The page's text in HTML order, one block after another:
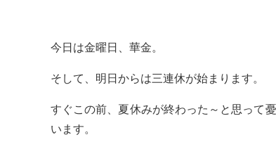
今日は金曜日、華金。
そして、明日からは三連休が始まります。
すぐこの前、夏休みが終わった～と思って
います。